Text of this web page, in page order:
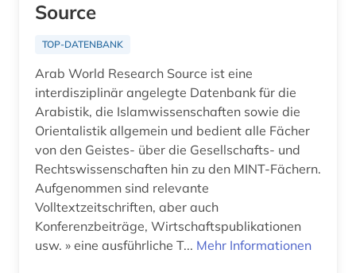
Source
TOP-DATENBANK
Arab World Research Source ist eine
interdisziplinär angelegte Datenbank für die
Arabistik, die Islamwissenschaften sowie die
Orientalistik allgemein und bedient alle Fächer
von den Geistes- über die Gesellschafts- und
Rechtswissenschaften hin zu den MINT-Fächern.
Aufgenommen sind relevante
Volltextzeitschriften, aber auch
Konferenzbeiträge, Wirtschaftspublikationen
usw. » eine ausführliche T... Mehr Informationen